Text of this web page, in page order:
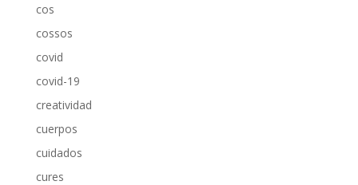
cos
cossos
covid
covid-19
creatividad
cuerpos
cuidados
cures